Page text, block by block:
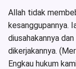
Allah tidak
kesanggupannya.
diusahakannya
dikerjakannya.
Engkau hukum